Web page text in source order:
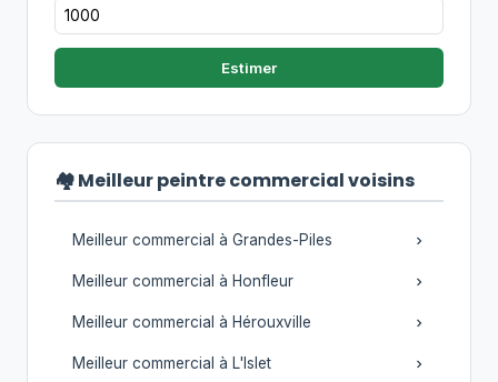
Estimer
🏘️ Meilleur peintre commercial voisins
Meilleur commercial à Grandes-Piles
Meilleur commercial à Honfleur
Meilleur commercial à Hérouxville
Meilleur commercial à L'Islet